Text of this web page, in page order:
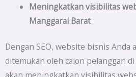
Meningkatkan visibilitas
Manggarai Barat
Dengan SEO, website bisnis Anda
ditemukan oleh calon pelanggan